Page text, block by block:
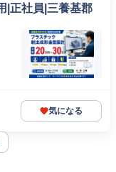
|正社員|三養基郡
気になる